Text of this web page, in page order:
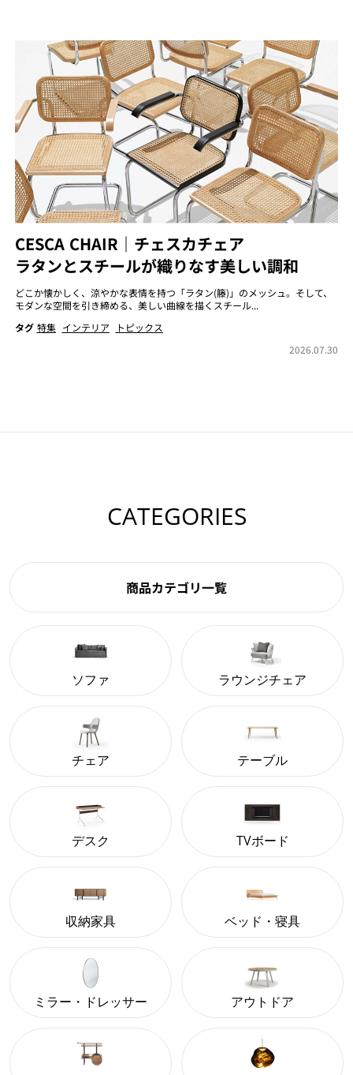
CESCA CHAIR｜チェスカチェア
ラタンとスチールが織りなす美しい調和
どこか懐かしく、涼やかな表情を持つ「ラタン(籐)」のメッシュ。そして、
モダンな空間を引き締める、美しい曲線を描くスチール...
タグ 特集 インテリア
トピックス
2026.07.30
CATEGORIES
商品カテゴリ一覧
ソファ ラウンジチェア
チェア テーブル
デスク TVボード
収納家具 ベッド・寝具
ミラー・ドレッサー アウトドア